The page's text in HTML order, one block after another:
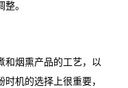
。
和烟熏产品的工艺，以
机的选择上很重要，